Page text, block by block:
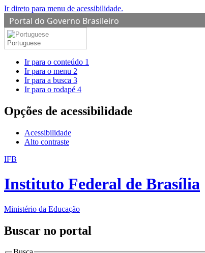
Ir direto para menu de acessibilidade.
Portal do Governo Brasileiro
Portuguese
Ir para o conteúdo 1
Ir para o menu 2
Ir para a busca 3
Ir para o rodapé 4
Opções de acessibilidade
Acessibilidade
Alto contraste
IFB
Instituto Federal de Brasília
Ministério da Educação
Buscar no portal